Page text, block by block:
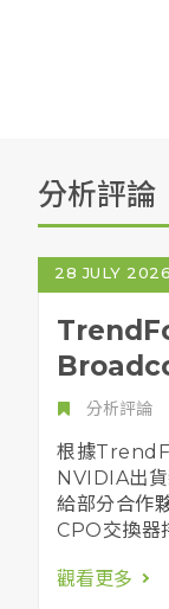
分析評論
28 JULY 2026
出貨，
成擴產
分析評論
根據
NVIDIA出
給部分合作
CPO交換器
子晶片、先
觀看更多